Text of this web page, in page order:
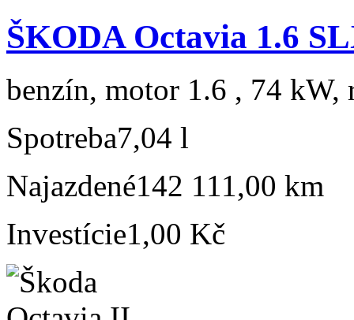
ŠKODA Octavia 1.6
benzín, motor 1.6 , 74 kW,
Spotreba7,04 l
Najazdené142 111,00 km
Investície1,00 Kč